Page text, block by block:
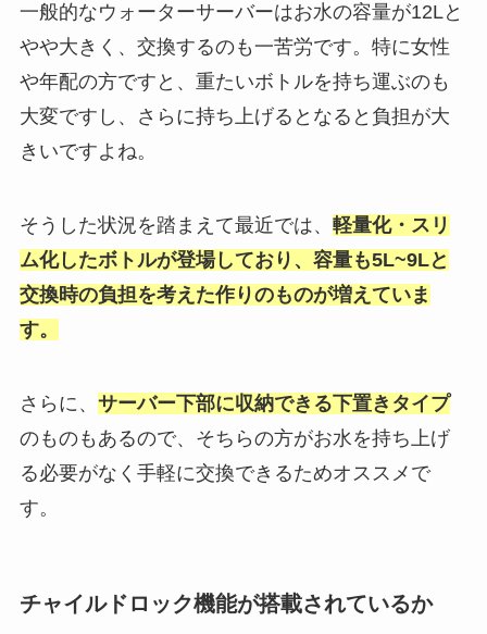
一般的なウォーターサーバーはお水の容量が12Lと
やや大きく、交換するのも一苦労です。特に女性
や年配の方ですと、重たいボトルを持ち運ぶのも
大変ですし、さらに持ち上げるとなると負担が大
きいですよね。
そうした状況を踏まえて最近では、 軽量化・スリ
ム化したボトルが登場しており、容量も5L~9Lと
交換時の負担を考えた作りのものが増えていま
す。
さらに、 サーバー下部に収納できる下置きタイプ
のものもあるので、そちらの方がお水を持ち上げ
る必要がなく手軽に交換できるためオススメで
す。
チャイルドロック機能が搭載されているか